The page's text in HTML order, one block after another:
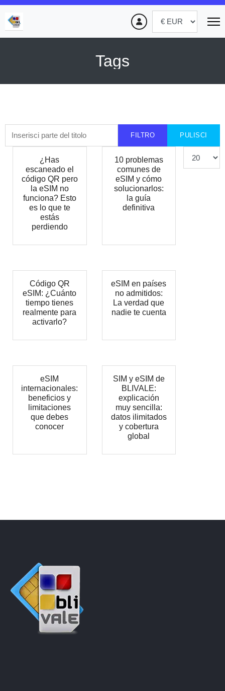
Tags
FILTRO PULISCI
¿Has
escaneado el
código QR pero
la eSIM no
funciona? Esto
es lo que te
estás
perdiendo
10 problemas
comunes de
eSIM y cómo
solucionarlos:
la guía
definitiva
Código QR
eSIM: ¿Cuánto
tiempo tienes
realmente para
activarlo?
eSIM en países
no admitidos:
La verdad que
nadie te cuenta
eSIM
internacionales:
beneficios y
limitaciones
que debes
conocer
SIM y eSIM de
BLIVALE:
explicación
muy sencilla:
datos ilimitados
y cobertura
global